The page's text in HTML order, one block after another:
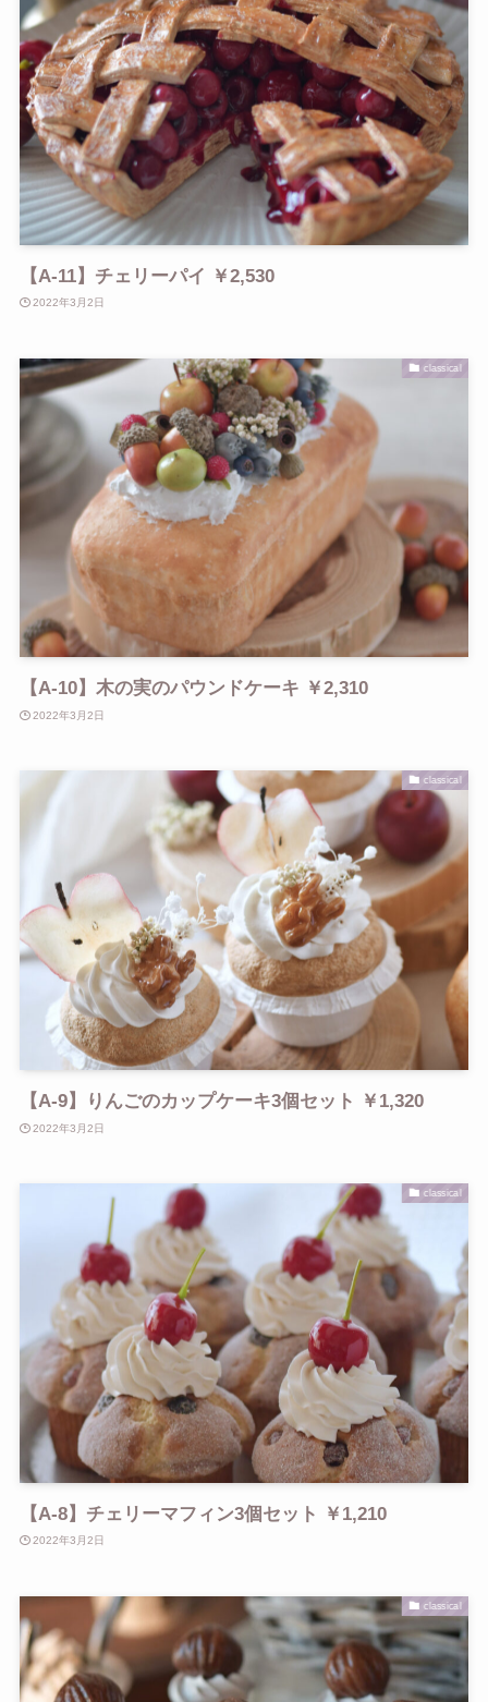
【A-11】チェリーパイ ￥2,530
2022年3月2日
classical
【A-10】木の実のパウンドケーキ ￥2,310
2022年3月2日
classical
【A-9】りんごのカップケーキ3個セット ￥1,320
2022年3月2日
classical
【A-8】チェリーマフィン3個セット ￥1,210
2022年3月2日
classical